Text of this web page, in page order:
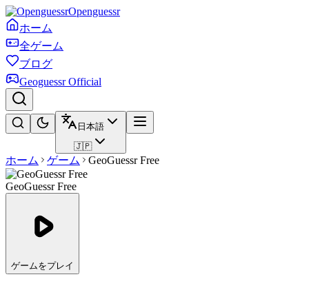
Openguessr
ホーム
全ゲーム
ブログ
Geoguessr Official
日本語
🇯🇵
ホーム ゲーム GeoGuessr Free
GeoGuessr Free
ゲームをプレイ